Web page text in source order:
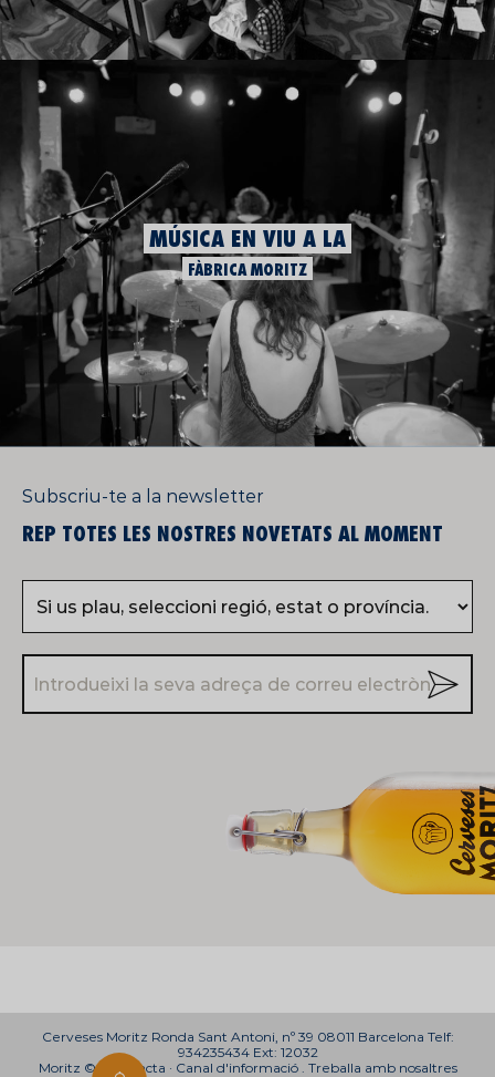
MÚSICA EN VIU A LA
FÀBRICA MORITZ
Subscriu-te a la newsletter
REP TOTES LES NOSTRES NOVETATS AL MOMENT
Cerveses Moritz Ronda Sant Antoni, nº 39 08011 Barcelona Telf:
934235434 Ext: 12032
Moritz © ·
Contacta · Canal d'informació. Treballa amb nosaltres